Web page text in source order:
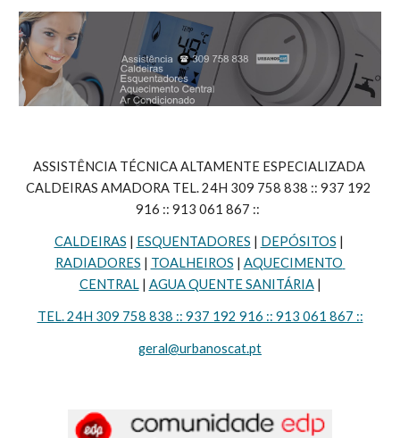
ASSISTÊNCIA TÉCNICA ALTAMENTE ESPECIALIZADA
CALDEIRAS AMADORA TEL. 24H 309 758 838 :: 937 192
916 :: 913 061 867 ::
CALDEIRAS | ESQUENTADORES | DEPÓSITOS
RADIADORES | TOALHEIROS | AQUECIMENTO
CENTRAL | AGUA QUENTE SANITÁRIA |
TEL. 24H 309 758 838 :: 937 192 916 :: 913 061 867 ::
geral@urbanoscat.pt